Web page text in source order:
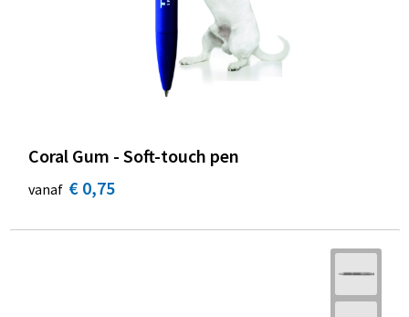
Coral Gum - Soft-touch pen
vanaf € 0,75